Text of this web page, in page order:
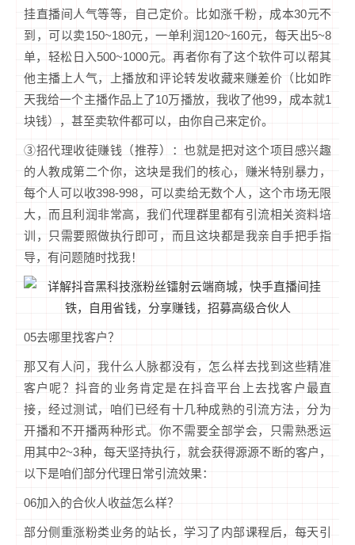
挂直播间人气等等，自己定价。比如涨千粉，成本30元不
到，可以卖150~180元，一单利润120~160元，每天出5~8
单，轻松日入500~1000元。再者你有了这个软件可以帮其
他主播上人气，上播放和评论转发收藏来赚差价（比如昨
天我给一个主播作品上了10万播放，我收了他99，成本就1
块钱），甚至卖软件都可以，由你自己来定价。
③招代理收徒赚钱（推荐）：也就是把对这个项目感兴趣
的人教成第二个你，这块是我们的核心，赚米特别暴力，
每个人可以收398-998，可以卖给无数个人，这个市场无限
大，而且利润非常高，我们代理群里都有引流相关资料培
训，只需要照做执行即可，而且这块都是我亲自手把手指
导，有问题随时找我！
05去哪里找客户？
那又有人问，我什么人脉都没有，怎么样去找到这些精准
客户呢？抖音的业务肯定是在抖音平台上去找客户最直
接，经过测试，咱们已经有十几种成熟的引流方法，分为
开播和不开播两种形式。你不需要全部学会，只需熟悉运
用其中2~3种，每天坚持执行，就会获得源源不断的客户，
以下是咱们部分代理日常引流效果：
06加入的合伙人收益怎么样？
部分侧重涨粉类业务的站长，学习了内部课程后，每天引